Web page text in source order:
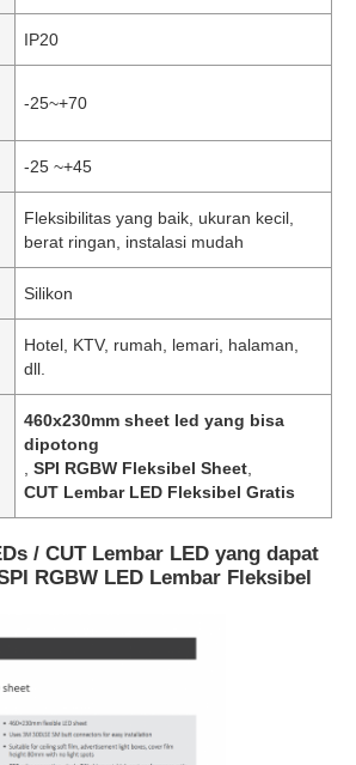
IP20
-25~+70
-25 ~+45
Fleksibilitas yang baik, ukuran kecil,
berat ringan, instalasi mudah
Silikon
Hotel, KTV, rumah, lemari, halaman,
dll.
460x230mm sheet led yang bisa
dipotong
,SPI RGBW Fleksibel Sheet
CUT Lembar LED Fleksibel Gratis
/ CUT Lembar LED yang dapat
RGBW LED Lembar Fleksibel